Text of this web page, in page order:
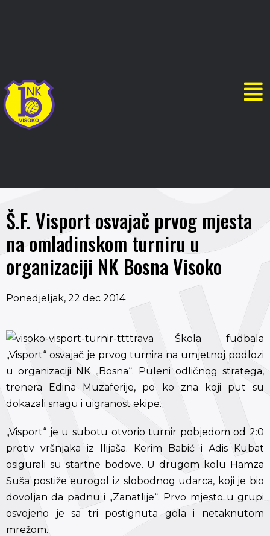
Š.F. Visport osvajač prvog mjesta
na omladinskom turniru u
organizaciji NK Bosna Visoko
Ponedjeljak, 22 dec 2014
Škola fudbala
„Visport“ osvajač je prvog turnira na umjetnoj podlozi
u organizaciji NK „Bosna“. Puleni odličnog stratega,
trenera Edina Muzaferije, po ko zna koji put su
dokazali snagu i uigranost ekipe.
„Visport“ je u subotu otvorio turnir pobjedom od 2:0
protiv vršnjaka iz Ilijaša. Kerim Babić i Adis Kubat
osigurali su startne bodove. U drugom kolu Hamza
Suša postiže eurogol iz slobodnog udarca, koji je bio
dovoljan da padnu i „Zanatlije“. Prvo mjesto u grupi
osvojeno je sa tri postignuta gola i netaknutom
mrežom.